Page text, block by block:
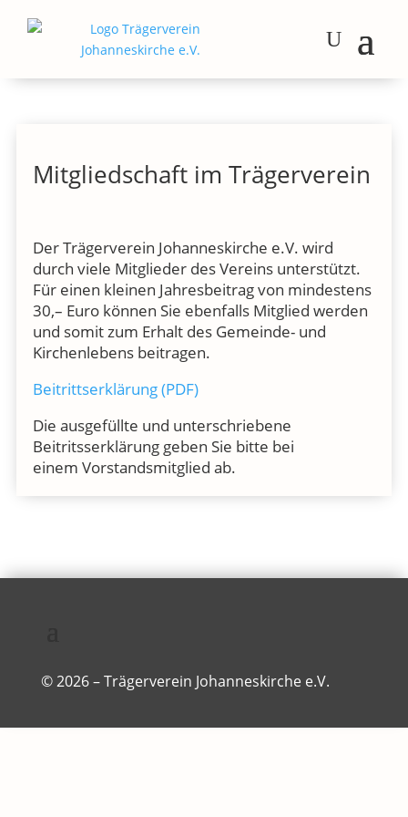
Mitgliedschaft im Trägerverein
Der Trägerverein Johanneskirche e.V. wird
durch viele Mitglieder des Vereins unterstützt.
Für einen kleinen Jahresbeitrag von mindestens
30,– Euro können Sie ebenfalls Mitglied werden
und somit zum Erhalt des Gemeinde- und
Kirchenlebens beitragen.
Beitrittserklärung (PDF)
Die ausgefüllte und unterschriebene
Beitritsserklärung geben Sie bitte bei
einem Vorstandsmitglied ab.
© 2026 – Trägerverein Johanneskirche e.V.